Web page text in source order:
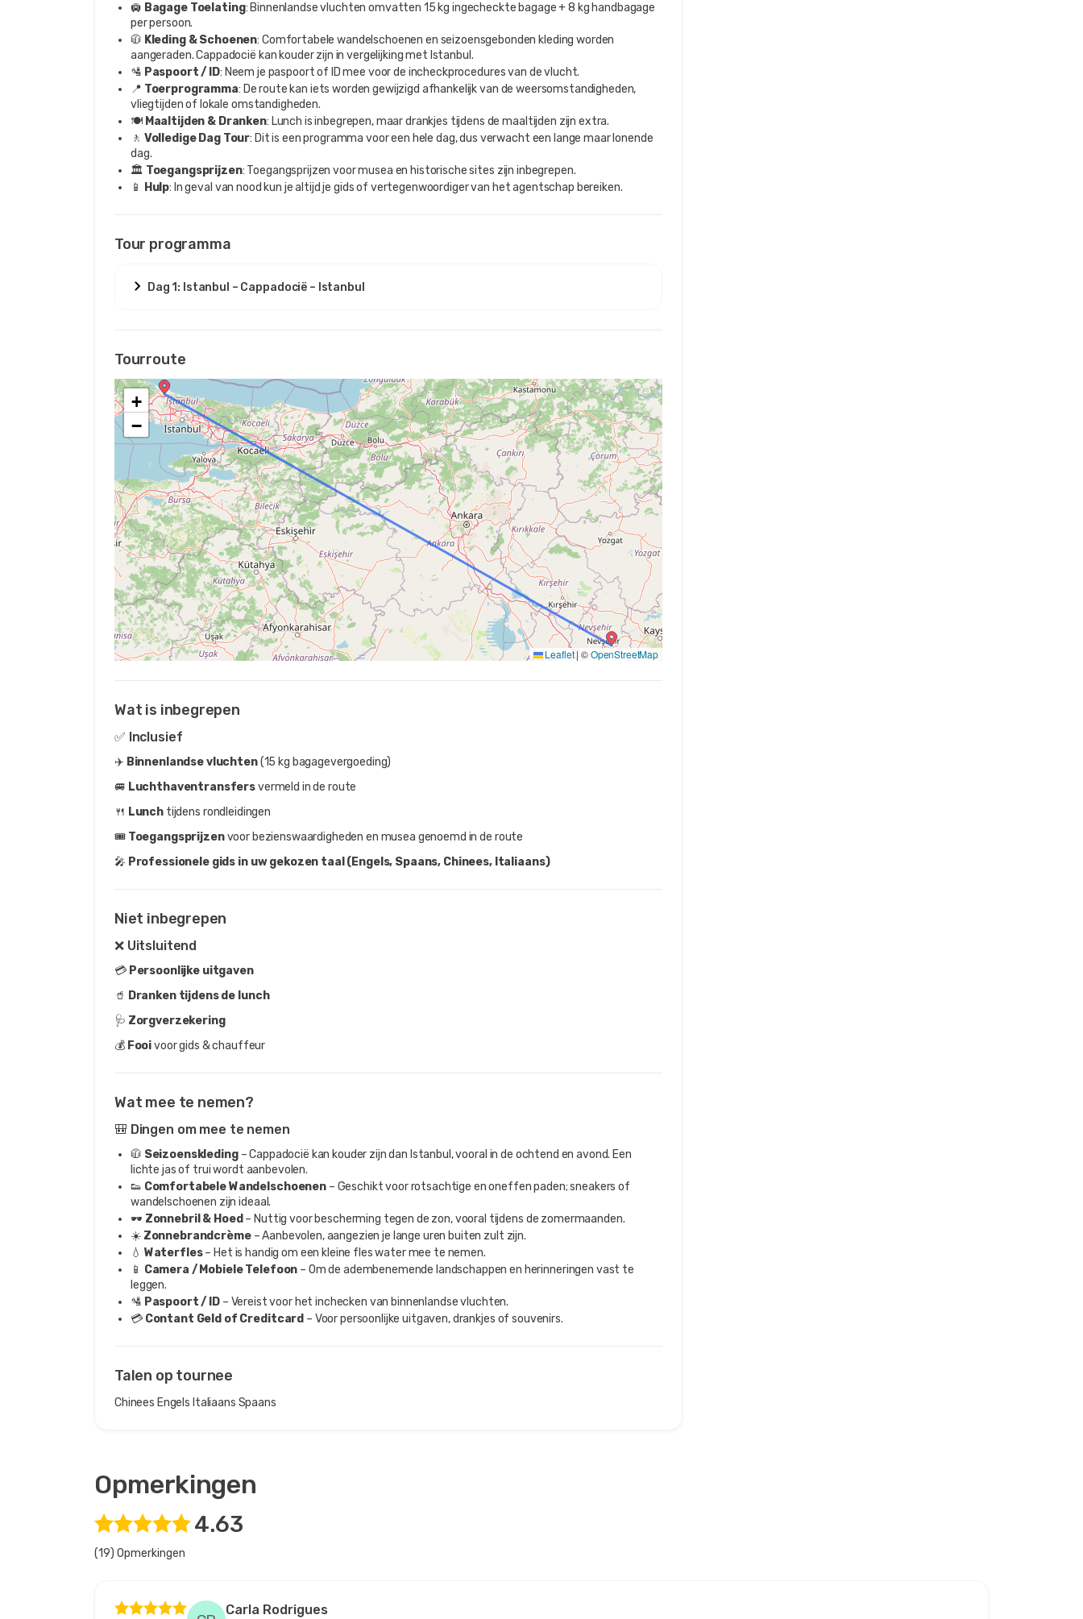
🛄 Bagage Toelating: Binnenlandse vluchten omvatten 15 kg ingecheckte bagage + 8 kg handbagage
per persoon.
🧥 Kleding & Schoenen: Comfortabele wandelschoenen en seizoensgebonden kleding worden
aangeraden. Cappadocië kan kouder zijn in vergelijking met Istanbul.
🛂 Paspoort / ID: Neem je paspoort of ID mee voor de incheckprocedures van de vlucht.
📍 Toerprogramma: De route kan iets worden gewijzigd afhankelijk van de weersomstandigheden,
vliegtijden of lokale omstandigheden.
🍽️ Maaltijden & Dranken: Lunch is inbegrepen, maar drankjes tijdens de maaltijden zijn extra.
🚶 Volledige Dag Tour: Dit is een programma voor een hele dag, dus verwacht een lange maar lonende
dag.
🏛️ Toegangsprijzen: Toegangsprijzen voor musea en historische sites zijn inbegrepen.
📱
Hulp: In geval van nood kun je altijd je gids of vertegenwoordiger van het agentschap bereiken.
Tour programma
Dag 1: Istanbul – Cappadocië – Istanbul
Tourroute
+
−
Leaflet | ©OpenStreetMap
Wat is inbegrepen
✅ Inclusief
✈️ Binnenlandse vluchten(15 kg bagagevergoeding)
🚐 Luchthaventransfersvermeld in de route
🍴 Lunch tijdens rondleidingen
🎟️ Toegangsprijzenvoor bezienswaardigheden en musea genoemd in de route
🎤 Professionele gids in uw gekozen taal (Engels, Spaans, Chinees, Italiaans)
Niet inbegrepen
❌ Uitsluitend
💳 Persoonlijke uitgaven
🥤 Dranken tijdens de lunch
🩺 Zorgverzekering
💰 Fooivoor gids & chauffeur
Wat mee te nemen?
🎒 Dingen om mee te nemen
🧥 Seizoenskleding– Cappadocië kan kouder zijn dan Istanbul, vooral in de ochtend en avond. Een
lichte jas of trui wordt aanbevolen.
👟 Comfortabele Wandelschoenen– Geschikt voor rotsachtige en oneffen paden; sneakers of
wandelschoenen zijn ideaal.
🕶️ Zonnebril & Hoed – Nuttig voor bescherming tegen de zon, vooral tijdens de zomermaanden.
☀️ Zonnebrandcrème– Aanbevolen, aangezien je lange uren buiten zult zijn.
💧 Waterfles– Het is handig om een kleine fles water mee te nemen.
📱 Camera / Mobiele Telefoon – Om de adembenemende landschappen en herinneringen vast te
leggen.
🛂 Paspoort / ID– Vereist voor het inchecken van binnenlandse vluchten.
💳 Contant Geld of Creditcard – Voor persoonlijke uitgaven, drankjes of souvenirs.
Talen op tournee
Chinees Engels Italiaans Spaans
Opmerkingen
4.63
(19) Opmerkingen
Carla Rodrigues